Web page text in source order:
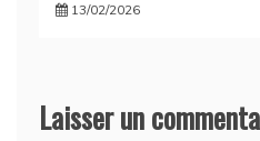
13/02/2026
Laisser un